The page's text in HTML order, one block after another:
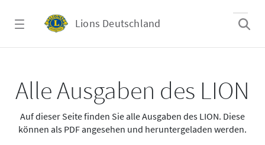
Lions Deutschland
Alle Ausgaben des LION
Auf dieser Seite finden Sie alle Ausgaben des LION. Diese
können als PDF angesehen und heruntergeladen werden.